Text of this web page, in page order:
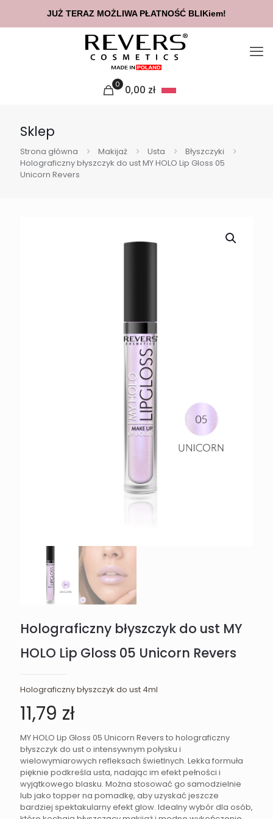
0 0,00 zł
Sklep
Strona główna Makijaż Usta
Błyszczyki
Holograficzny błyszczyk do ust MY HOLO Lip Gloss 05
Unicorn Revers
Holograficzny błyszczyk do ust MY
HOLO Lip Gloss 05 Unicorn Revers
Holograficzny błyszczyk do ust 4ml
11,79 zł
MY HOLO Lip Gloss 05 Unicorn Revers to holograficzny
błyszczyk do ust o intensywnym połysku i
wielowymiarowych refleksach świetlnych. Lekka formuła
pięknie podkreśla usta, nadając im efekt pełności i
wyjątkowego blasku. Można stosować go samodzielnie
lub jako topper na pomadkę, aby uzyskać jeszcze
bardziej spektakularny efekt glow. Idealny wybór dla osób,
JUŻ TERAZ MOŻLIWA PŁATNOŚĆ BLIKiem!